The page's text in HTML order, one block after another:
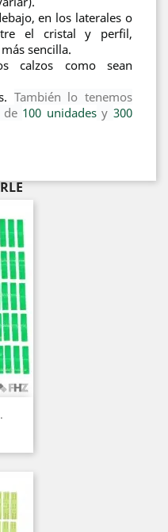
en los laterales o
el cristal y perfil,
sencilla.
calzos como sean
También lo tenemos
de 100 unidades y 300